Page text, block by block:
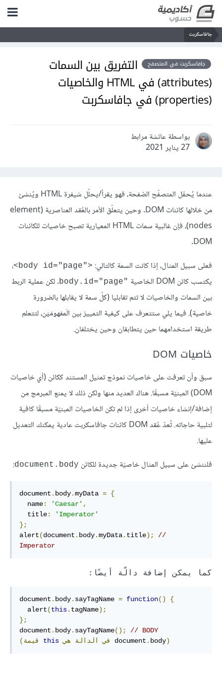
جافاسكربت
جافاسكربت في المتصفح
التفريق بين السمات
(attributes) في HTML والخاصيات
(properties) في جافاسكربت
بواسطة عائشة مرابط
27 يناير 2021
عندما يُحمِّل المتصفّح الصّفحة، فهو يقرأ/يحلّل شيفرة HTML ويُنشئ
من خلالها كائنات DOM. وحين يتعلّق الأمر بالعُقد العناصرية (element
nodes)، فإن غالبية سمات HTML المعيارية تصبح خاصيات للكائنات
DOM.
فعلى سبيل المثال، إذا كانت السمة كالتالي: <"body id="page>
،
يكتسب كائن DOM الخاصية
"body.id="page
. لكن عملية الربط
بين السمات والخاصيات لا تتم تقابليا (كلّ سمة لا يقابلها بالضرورة
خاصية). فيما يلي ستتعرف على كيفية التمييز بين الْمفهومَيْن، لتتعلم
طريقة استخدامهما حين يتطابقان وحين يختلفان.
خاصيات DOM
سبق وأن تعرفت على خاصيات نموذج تمثيل المستند ككائن (أي خاصيات
DOM) المبنيّة مسبقًا. هناك العديد منها ولكن ذلك لا يمنع المبرمج من
إضافة/إنشاء خاصيات أخرى إذا لم تكن الخاصيات المبنيّة مسبقًا كافية
لتلبية حاجاته. تُعدّ عُقد DOM كائنات جافاسكربت عادية يمكنك التعديل
عليها.
فلننشئ على سبيل المثال خاصيّة جديدة للكائن document.body
:
document . body.myData = {
  name
: 'Caesar' ,
  title
:
'Imperator'
};
alert(document . body.myData. title);
//
Imperator
كما يمكن إضافة دالّة أيضًا:
document . body. sayTagName = function()
{
  alert
(this. tagName);
};
document . body. sayTagName();
// BODY
(قيمة
this في الدالة هي document . body)